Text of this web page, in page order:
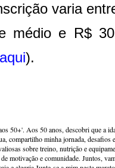
varia
médio e R$
aqui).
50+'. Aos 50 anos, descobri que a
compartilho minha jornada, desafios
sobre treino, nutrição e
motivação e comunidade. Juntos,